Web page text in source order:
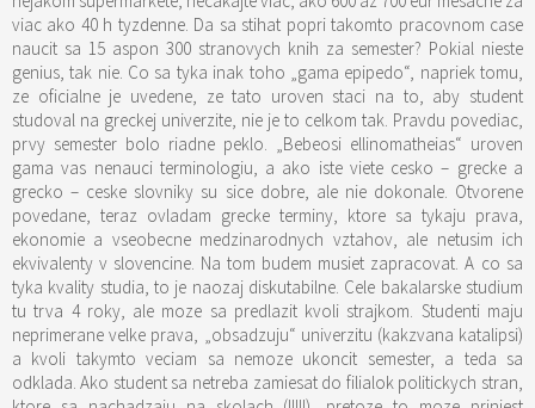
viac ako 40 h tyzdenne. Da sa stihat popri takomto pracovnom case
naucit sa 15 aspon 300 stranovych knih za semester? Pokial nieste
genius, tak nie. Co sa tyka inak toho „gama epipedo“, napriek tomu,
ze oficialne je uvedene, ze tato uroven staci na to, aby student
studoval na greckej univerzite, nie je to celkom tak. Pravdu povediac,
prvy semester bolo riadne peklo. „Bebeosi ellinomatheias“ uroven
gama vas nenauci terminologiu, a ako iste viete cesko – grecke a
grecko – ceske slovniky su sice dobre, ale nie dokonale. Otvorene
povedane, teraz ovladam grecke terminy, ktore sa tykaju prava,
ekonomie a vseobecne medzinarodnych vztahov, ale netusim ich
ekvivalenty v slovencine. Na tom budem musiet zapracovat. A co sa
tyka kvality studia, to je naozaj diskutabilne. Cele bakalarske studium
tu trva 4 roky, ale moze sa predlazit kvoli strajkom. Studenti maju
neprimerane velke prava, „obsadzuju“ univerzitu (kakzvana katalipsi)
a kvoli takymto veciam sa nemoze ukoncit semester, a teda sa
odklada. Ako student sa netreba zamiesat do filialok politickych stran,